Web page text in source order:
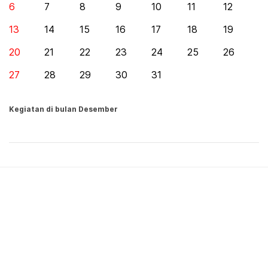
6
7 8 9 10 11
12
13
14 15 16 17 18
19
20
21 22 23 24 25
26
27
28 29 30 31
Kegiatan di bulan Desember